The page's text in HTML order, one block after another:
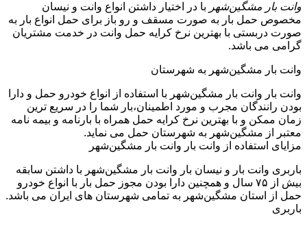
وانت بار مشگین‌شهر با در اختیار داشتن انواع وانت و نیسان
مخصوص حمل بار به صورت مسقف و رو باز برای حمل انواع بار به
صورت دربستی با بهترین نرخ کرایه حمل وانت در خدمت مشتریان
گرامی می باشد.
وانت بار مشگین‌شهر به شهرستان
وانت بار وانت بار مشگین‌شهر با استفاده از انواع خودرو حمل و دارا
بودن رانندگان مجرب و مورد اطمینان،بار شما را در سریع ترین
زمان ممکن و با بهترین نرخ کرایه حمل همراه با بارنامه و بیمه نامه
معتبر از مشگین‌شهر به شهرستان حمل می نماید.
مزایای استفاده از وانت بار وانت بار مشگین‌شهر
باربری وانت بار و نیسان بار وانت بار مشگین‌شهر با داشتن سابقه
بیش از ۷۵ سال و همچنین دارا بودن مجوز حمل بار با انواع خودرو
حمل از استان مشگین‌شهر به تمامی شهرستان های ایران می باشد.
باربری